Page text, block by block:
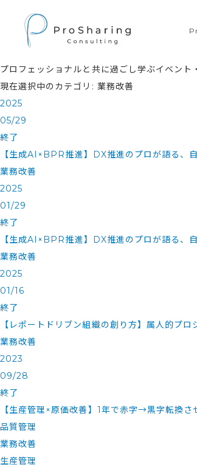
プロフェッショナルと共に過ごし学ぶイベント
現在選択中のカテゴリ: 業務改善
2025
05/29
終了
【生成AI×BPR推進】DX推進のプロが語る、
業務改善
2025
01/29
終了
【生成AI×BPR推進】DX推進のプロが語る、
業務改善
2025
01/16
終了
【レポートドリブン組織の創り方】属人的プ
業務改善
2023
09/28
終了
【生産管理×原価改善】1年で赤字→黒字転換
品質管理
業務改善
生産管理